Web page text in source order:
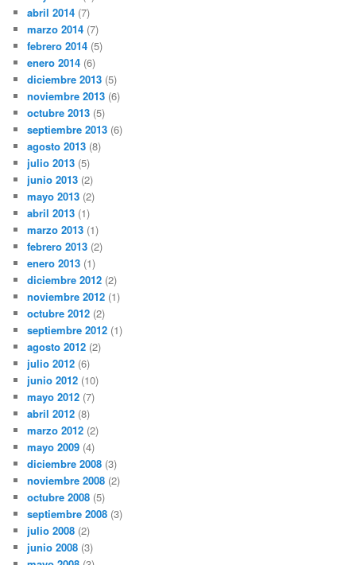
abril 2014 (7)
marzo 2014 (7)
febrero 2014 (5)
enero 2014 (6)
diciembre 2013 (5)
noviembre 2013 (6)
octubre 2013 (5)
septiembre 2013 (6)
agosto 2013 (8)
julio 2013 (5)
junio 2013 (2)
mayo 2013 (2)
abril 2013 (1)
marzo 2013 (1)
febrero 2013 (2)
enero 2013 (1)
diciembre 2012 (2)
noviembre 2012 (1)
octubre 2012 (2)
septiembre 2012 (1)
agosto 2012 (2)
julio 2012 (6)
junio 2012 (10)
mayo 2012 (7)
abril 2012 (8)
marzo 2012 (2)
mayo 2009 (4)
diciembre 2008 (3)
noviembre 2008 (2)
octubre 2008 (5)
septiembre 2008 (3)
julio 2008 (2)
junio 2008 (3)